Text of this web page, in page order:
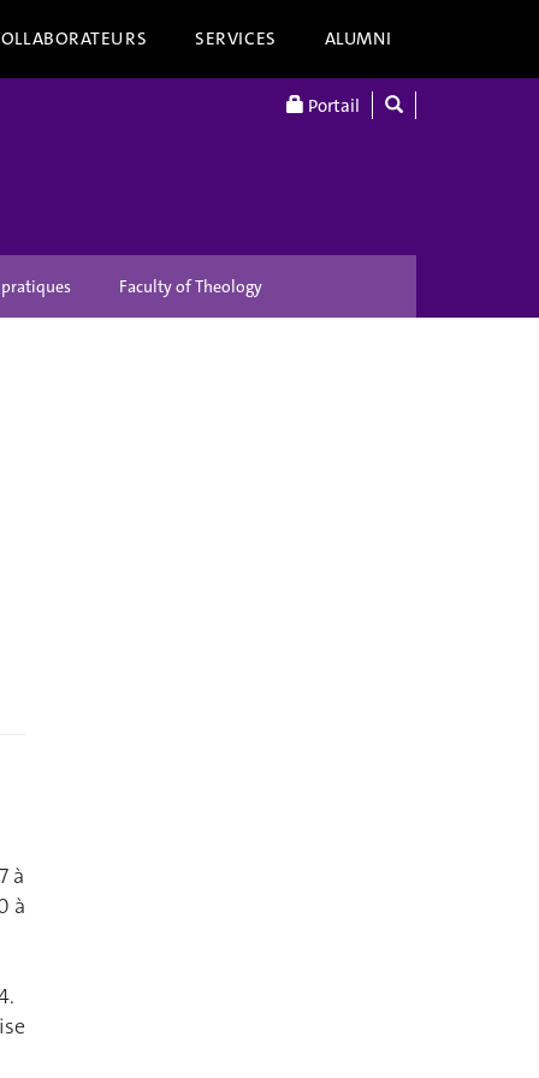
SERVICES ALUMNI
Portail
Faculty of Theology
à
à